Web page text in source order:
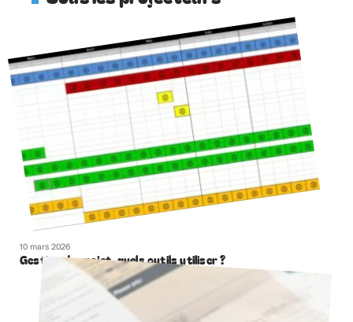
10 mars 2026
Gestion de projet, quels outils utiliser ?